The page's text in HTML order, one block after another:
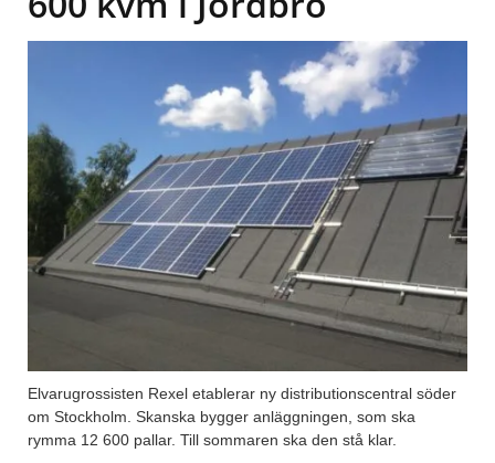
Elvarugrossisten Rexel etablerar ny distributionscentral söder
om Stockholm. Skanska bygger anläggningen, som ska
rymma 12 600 pallar. Till sommaren ska den stå klar.